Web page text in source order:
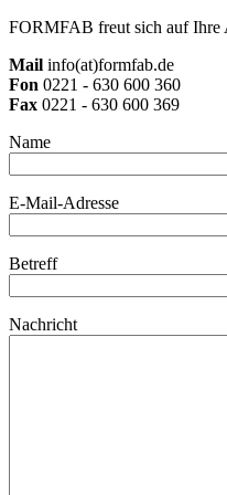
FORMFAB freut sich auf Ihre
Mail info(at)formfab.de
Fon 0221 - 630 600 360
Fax 0221 - 630 600 369
Name
E-Mail-Adresse
Betreff
Nachricht